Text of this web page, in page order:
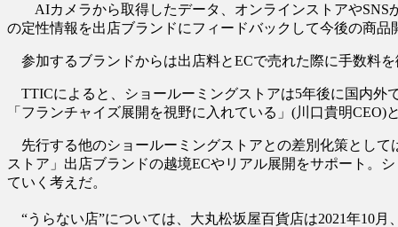
AIカメラから取得したデータ、オンラインストアやSNS
の定性情報を出店ブランドにフィードバックして今後の商品
参加するブランドからは出店料とECで売れた際に手数料
TTICによると、ショールーミングストアは5年後に国内外
「フランチャイズ展開を視野に入れている」(川口貴明CEO)
先行する他のショールーミングストアとの差別化策として
ストア」出店ブランドの越境ECやリアル展開をサポート。
ていく考えだ。
“うらない店”については、大丸松坂屋百貨店は2021年10